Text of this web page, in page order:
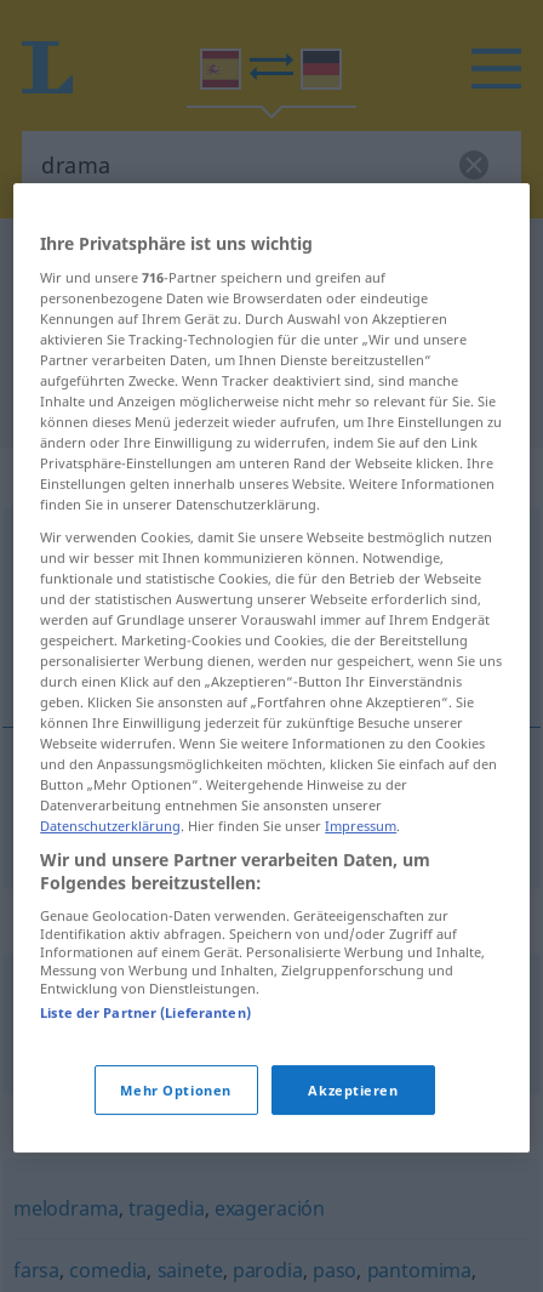
Spanisch-Deutsch Wörterbuch
Spanisch-Deutsch Übersetzung für
"drama"
"drama" Deutsch Übersetzung
„drama“: masculino
drama [ˈdrama]m
Übersicht aller Übersetzungen
(Für mehr Details die Übersetzung anklicken/antippen)
Drama
Draman drama tb
Beispielsätze für "drama"
dramamen verso
melodrama, tragedia, exageración
farsa, comedia, sainete, parodia, paso, pantomima,
Ihre Privatsphäre ist uns wichtig
Wir und unsere716-Partner speichern und greifen auf
personenbezogene Daten wie Browserdaten oder eindeutige
Kennungen auf Ihrem Gerät zu. Durch Auswahl von Akzeptieren
aktivieren Sie Tracking-Technologien für die unter „Wir und unsere
Partner verarbeiten Daten, um Ihnen Dienste bereitzustellen“
aufgeführten Zwecke. Wenn Tracker deaktiviert sind, sind manche
Inhalte und Anzeigen möglicherweise nicht mehr so relevant für Sie. Sie
können dieses Menü jederzeit wieder aufrufen, um Ihre Einstellungen zu
ändern oder Ihre Einwilligung zu widerrufen, indem Sie auf den Link
Privatsphäre-Einstellungen am unteren Rand der Webseite klicken. Ihre
Einstellungen gelten innerhalb unseres Website. Weitere Informationen
finden Sie in unserer Datenschutzerklärung.
Wir verwenden Cookies, damit Sie unsere Webseite bestmöglich nutzen
und wir besser mit Ihnen kommunizieren können. Notwendige,
funktionale und statistische Cookies, die für den Betrieb der Webseite
und der statistischen Auswertung unserer Webseite erforderlich sind,
werden auf Grundlage unserer Vorauswahl immer auf Ihrem Endgerät
gespeichert. Marketing-Cookies und Cookies, die der Bereitstellung
personalisierter Werbung dienen, werden nur gespeichert, wenn Sie uns
durch einen Klick auf den „Akzeptieren“-Button Ihr Einverständnis
geben. Klicken Sie ansonsten auf „Fortfahren ohne Akzeptieren“. Sie
können Ihre Einwilligung jederzeit für zukünftige Besuche unserer
Webseite widerrufen. Wenn Sie weitere Informationen zu den Cookies
und den Anpassungsmöglichkeiten möchten, klicken Sie einfach auf den
Button „Mehr Optionen“. Weitergehende Hinweise zu der
Datenverarbeitung entnehmen Sie ansonsten unserer
Datenschutzerklärung. Hier finden Sie unserImpressum.
Wir und unsere Partner verarbeiten Daten, um
Folgendes bereitzustellen:
Genaue Geolocation-Daten verwenden. Geräteeigenschaften zur
Identifikation aktiv abfragen. Speichern von und/oder Zugriff auf
Informationen auf einem Gerät. Personalisierte Werbung und Inhalte,
Messung von Werbung und Inhalten, Zielgruppenforschung und
Entwicklung von Dienstleistungen.
Liste der Partner (Lieferanten)
Mehr Optionen Akzeptieren